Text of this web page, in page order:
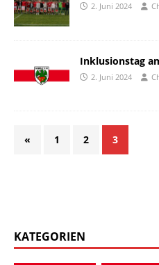
2. Juni 2024
Inklusionstag
2. Juni 2024
« 1 2 3
KATEGORIEN